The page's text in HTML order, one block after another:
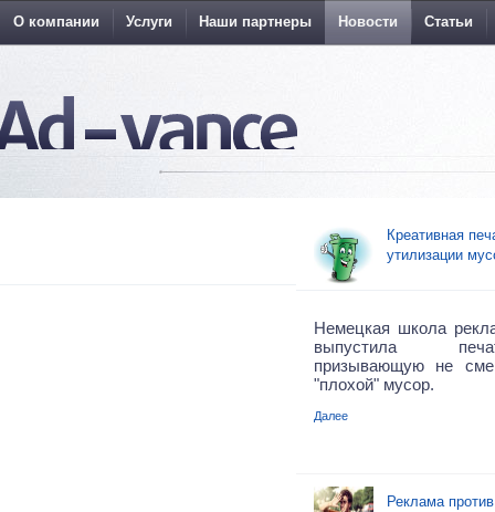
О компании Услуги Наши партнеры Новости Статьи
Креативная
утилизации
Немецкая школа
выпустила
призывающую не
"плохой" мусор.
Далее
Реклама